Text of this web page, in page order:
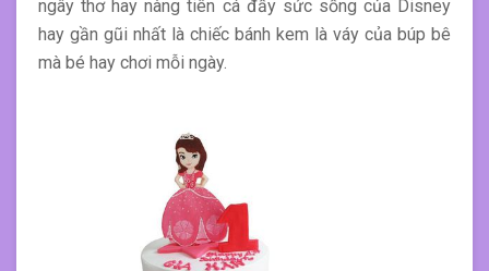
ngây thơ hay nàng tiên cá đầy sức sống của Disney
hay gần gũi nhất là chiếc bánh kem là váy của búp bê
mà bé hay chơi mỗi ngày.